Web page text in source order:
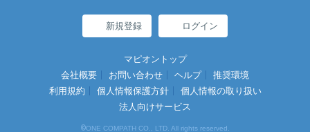
新規登録 ログイン
マピオントップ
会社概要
お問い合わせ ヘルプ
推奨環境
利用規約
個人情報保護方針
個人情報の取り扱い
法人向けサービス
©ONE COMPATH CO., LTD. All rights reserved.